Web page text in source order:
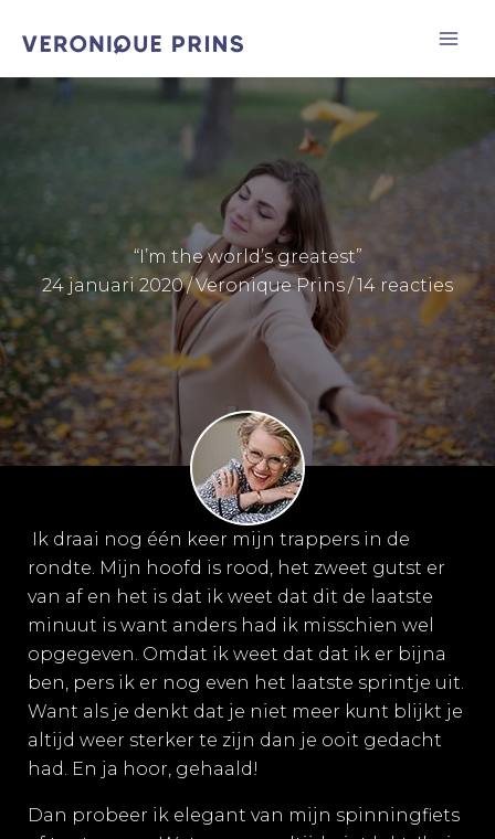
naar
“I’m the world’s greatest”
24 januari 2020/Veronique Prins/14 reacties
Ik draai nog één keer mijn trappers in de
rondte. Mijn hoofd is rood, het zweet gutst er
van af en het is dat ik weet dat dit de laatste
minuut is want anders had ik misschien wel
opgegeven. Omdat ik weet dat dat ik er bijna
ben, pers ik er nog even het laatste sprintje uit.
Want als je denkt dat je niet meer kunt blijkt je
altijd weer sterker te zijn dan je ooit gedacht
had. En ja hoor, gehaald!
Dan probeer ik elegant van mijn spinningfiets